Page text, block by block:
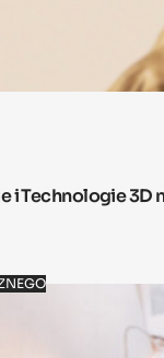
i Technologie 3D